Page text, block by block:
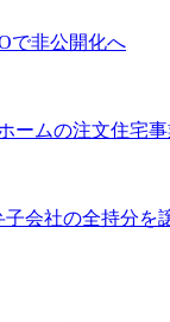
で非公開化へ
ームの注文住宅
子会社の全持分